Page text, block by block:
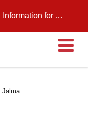
for August 11, 2026
Jalma